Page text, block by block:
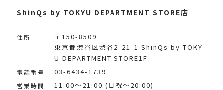
ShinQs by TOKYU DEPARTMENT STORE店
住所
〒150-8509
東京都渋谷区渋谷2-21-1 ShinQs by TOKY
U DEPARTMENT STORE1F
電話番号 03-6434-1739
営業時間 11:00～21:00 (日祝〜20:00)